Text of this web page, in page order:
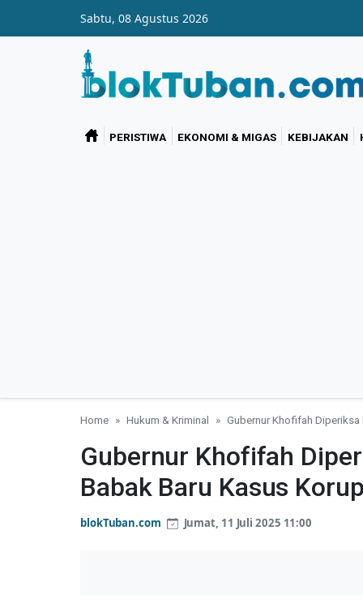
Sabtu, 08 Agustus 2026
PERISTIWA EKONOMI & MIGAS KEBIJAKAN
Home Hukum & Kriminal Gubernur Khofifah
Gubernur Khofifah
Babak Baru Kasus
blokTuban.com Jumat, 11 Juli 2025 11:00